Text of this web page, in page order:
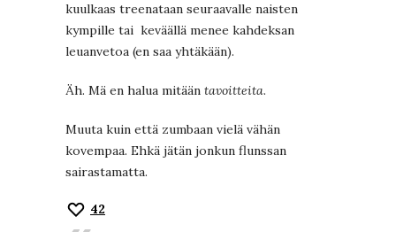
kuulkaas treenataan seuraavalle naisten
kympille tai keväällä menee kahdeksan
leuanvetoa (en saa yhtäkään).
Äh. Mä en halua mitään tavoitteita.
Muuta kuin että zumbaan vielä vähän
kovempaa. Ehkä jätän jonkun flunssan
sairastamatta.
42